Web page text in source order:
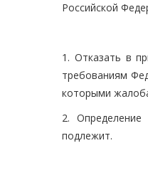
Российской
1. Отказать в
требованиям
которыми
2.
подлежит.